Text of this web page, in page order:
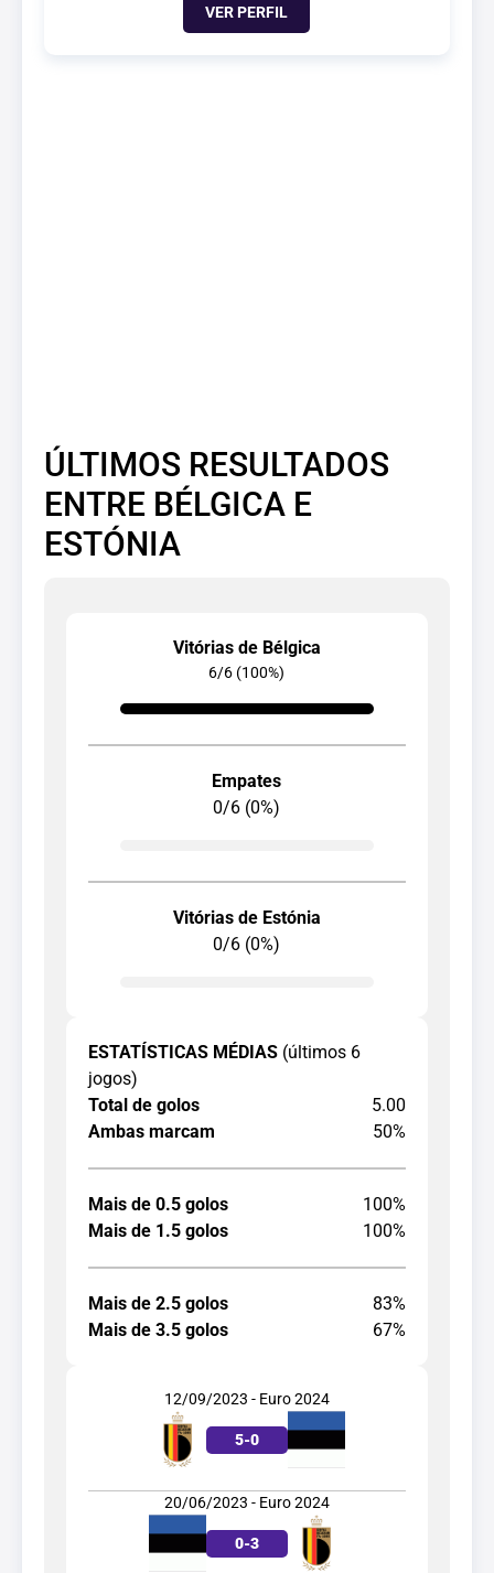
VER PERFIL
ÚLTIMOS RESULTADOS
ENTRE BÉLGICA E
ESTÓNIA
Vitórias de Bélgica
6/6 (100%)
Empates
0/6 (0%)
Vitórias de Estónia
0/6 (0%)
ESTATÍSTICAS MÉDIAS (últimos 6
jogos)
Total de golos
5.00
Ambas marcam
50%
Mais de 0.5 golos
100%
Mais de 1.5 golos
100%
Mais de 2.5 golos
83%
Mais de 3.5 golos
67%
12/09/2023 - Euro 2024
5-0
20/06/2023 - Euro 2024
0-3